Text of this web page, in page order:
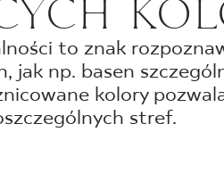
SKLEP INTERNETOWY
44 736
to znak
jak np. basen
kolory
stref.